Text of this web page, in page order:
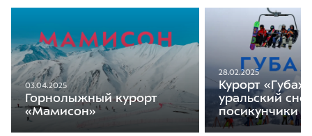
03.04.2025
Горнолыжный курорт
«Мамисон»
28.02.2025
Курорт
уральский
посикунчики